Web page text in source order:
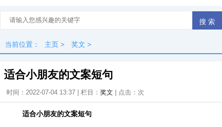
当前位置： 主页 > 奖文 >
适合小朋友的文案短句
时间：2022-07-04 13:37 | 栏目： 奖文 | 点击： 次
适合小朋友的文案短句